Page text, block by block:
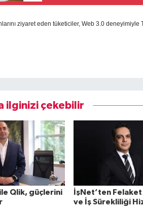
ziyaret eden tüketiciler, Web 3.0 deneyimiyle
ilginizi çekebilir
Qlik, güçlerini
İşNet’ten
ve İş Sürekliliği